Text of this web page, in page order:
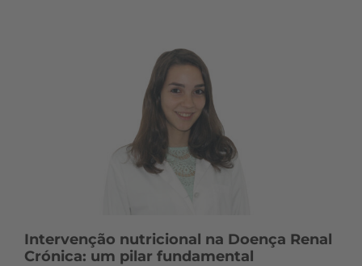
Intervenção nutricional na Doença Renal
Crónica: um pilar fundamental